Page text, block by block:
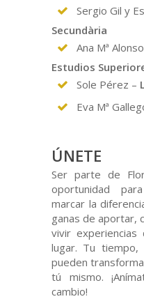
Sergio Gil y
Secundària
Ana Mª
Estudios
Sole Pérez –
Eva Mª
ÚNETE
Ser parte de
oportunidad
marcar la
ganas de aportar,
vivir
lugar. Tu
pueden
tú mismo.
cambio!